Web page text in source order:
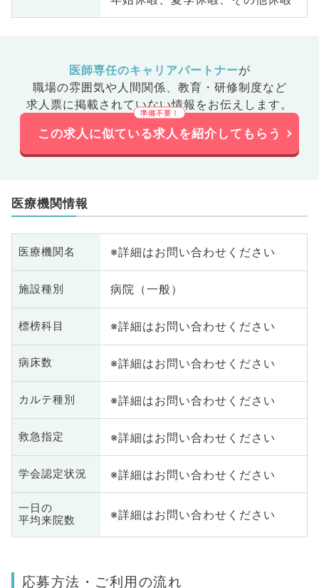
医師専任のキャリアパートナーが
職場の雰囲気や人間関係、 教育・研修制度など
求人票に掲載されていない情報をお伝えします。
この求人に似ている求人を紹介してもらう
医療機関情報
医療機関名 ※詳細はお問い合わせください
施設種別 病院（一般）
標榜科目 ※詳細はお問い合わせください
病床数 ※詳細はお問い合わせください
カルテ種別 ※詳細はお問い合わせください
救急指定 ※詳細はお問い合わせください
学会認定状況 ※詳細はお問い合わせください
一日の
平均来院数
※詳細はお問い合わせください
応募方法・ご利用の流れ